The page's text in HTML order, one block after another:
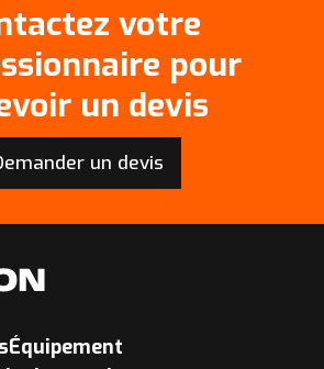
votre
pour
un devis
un devis
Équipement